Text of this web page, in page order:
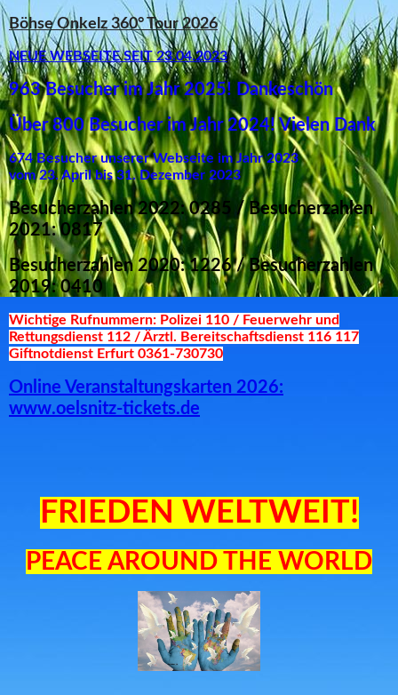
Böhse Onkelz 360° Tour 2026
NEUE WEBSEITE SEIT 23.04.2023
963 Besucher im Jahr 2025! Dankeschön
Über 800 Besucher im Jahr 2024! Vielen Dank
674 Besucher unserer Webseite im Jahr 2023
vom 23. April bis 31. Dezember 2023
Besucherzahlen 2022: 0285 /Besucherzahlen
2021: 0817
Besucherzahlen 2020: 1226 /Besucherzahlen
2019: 0410
Wichtige Rufnummern: Polizei 110 / Feuerwehr und
Rettungsdienst 112 / Ärztl. Bereitschaftsdienst 116 117
Giftnotdienst Erfurt 0361-730730
Online Veranstaltungskarten 2026:
www.oelsnitz-tickets.de
FRIEDEN WELTWEIT!
PEACE AROUND THE WORLD